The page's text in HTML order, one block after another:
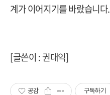
계가 이어지기를 바랐습니다.
[글쓴이 : 권대익]
공감 구독하기